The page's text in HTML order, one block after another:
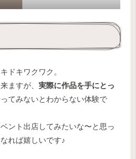
ドキワクワク。
ますが、 実際に作品を手にとっ
てみないとわからない体験で
ント出店してみたいな〜と思っ
れば嬉しいです♪